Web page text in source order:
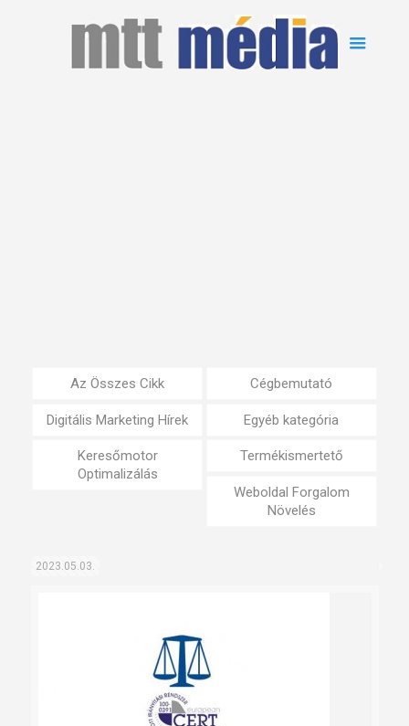
Az Összes Cikk Cégbemutató
Digitális Marketing Hírek Egyéb kategória
Keresőmotor
Optimalizálás
Termékismertető
Weboldal Forgalom
Növelés
2023.05.03.